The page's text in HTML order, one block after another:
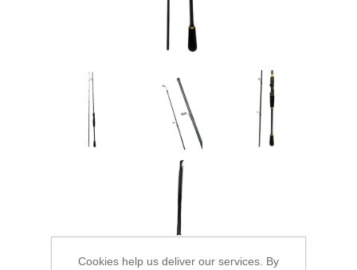
Аксессуары для лодок
Cookies help us deliver our services. By